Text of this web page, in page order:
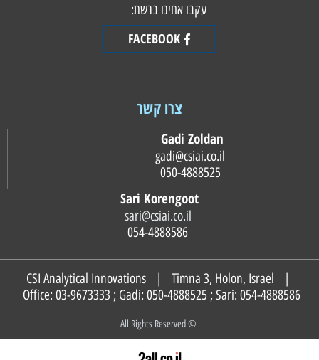
עקבו אחינו ברשת:
FACEBOOK
צרו קשר
Gadi Zoldan
Sari Korengoot
sari@csiai.co.il
CSI Analytical Innovations | Timna 3, Holon, Israel |
Office: 03-9673333 ; Gadi: 050-4888525 ; Sari: 054-4888586
© All Rights Reserved